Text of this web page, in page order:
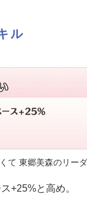
ル
て 東郷美森のリー
+25%と高め。